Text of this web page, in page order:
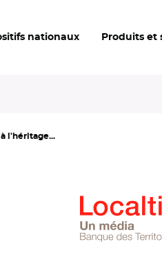
nationaux Produits et
l'héritage...